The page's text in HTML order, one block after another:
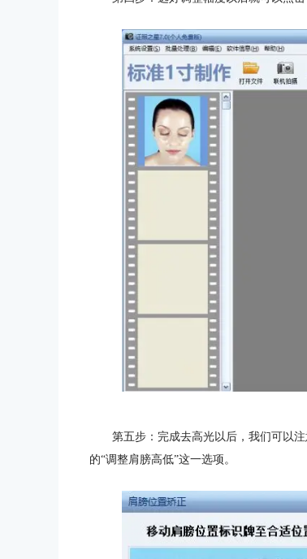
第五步：完成去高光以后，我们可以
的“调整肩膀高低”这一选项。